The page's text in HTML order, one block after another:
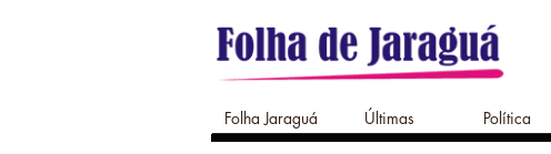
Folha Jaraguá Últimas Política